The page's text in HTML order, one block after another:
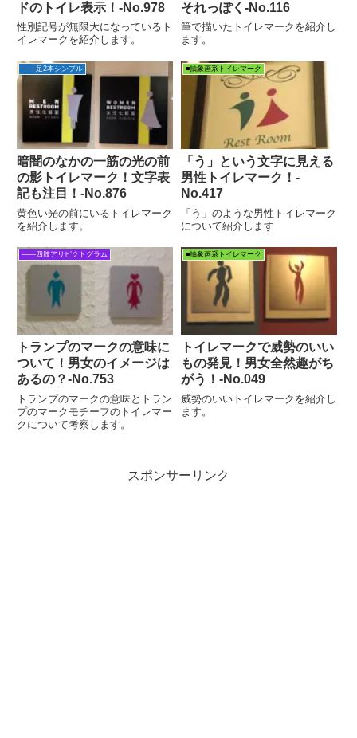
ドのトイレ表示！‐No.978
性別記号が無限大になっているト
イレマークを紹介します。
それっぽく-No.116
筆で描いたトイレマークを紹介し
ます。
――足2本シンプル
暗闇のなかの一筋の光の前
の影トイレマーク！文字表
記も注目！‐No.876
黄色い光の前にいるトイレマーク
を紹介します。
■抽象画系トイレマーク
「う」という文字に見える
男性トイレマーク！‐
No.417
「う」のような男性トイレマーク
について紹介します
――四肢アリピクトグラム
トランプのマークの意味に
ついて！男女のイメージは
あるの？‐No.753
トランプのマークの意味とトラン
プのマークモチーフのトイレマー
クについて考察します。
■抽象画系トイレマーク
トイレマークで威勢のいい
もの発見！男女全然趣がち
がう！-No.049
威勢のいいトイレマークを紹介し
ます。
スポンサーリンク